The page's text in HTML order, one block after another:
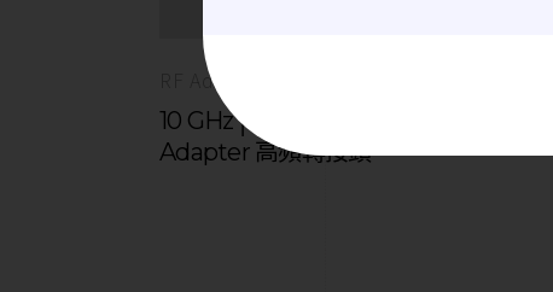
RF Adapter | 高頻轉接頭
10 GHz│RA-SMA(M)-SMA(M) RF
Adapter 高頻轉接頭